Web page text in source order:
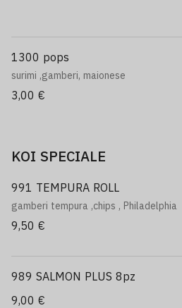
1300 pops
surimi ,gamberi, maionese
3,00 €
KOI SPECIALE
991 TEMPURA ROLL
gamberi tempura ,chips , Philadelphia
9,50 €
989 SALMON PLUS 8pz
9,00 €